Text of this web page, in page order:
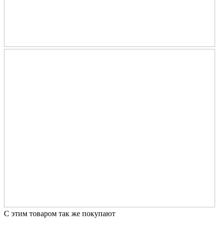
С этим товаром так же покупают